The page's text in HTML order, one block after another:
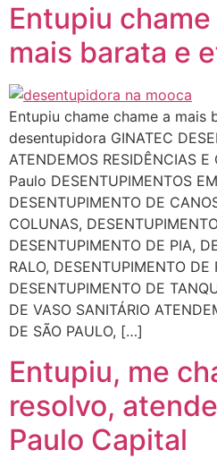
Entupiu
mais barata e
Entupiu chame chame a mais
desentupidora GINATEC
ATENDEMOS RESIDÊNCIAS
Paulo DESENTUPIMENTOS
DESENTUPIMENTO DE
COLUNAS,
DESENTUPIMENTO DE PIA,
RALO, DESENTUPIMENTO DE
DESENTUPIMENTO DE
DE VASO SANITÁRIO
DE SÃO PAULO, […]
Entupiu, me
resolvo,
Paulo Capital